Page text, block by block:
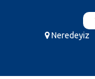
Neredeyiz